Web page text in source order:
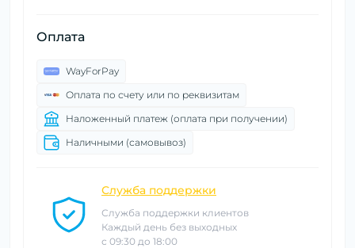
Оплата
WayForPay
Оплата по счету или по реквизитам
Наложенный платеж (оплата при получении)
Наличными (самовывоз)
Служба поддержки
Служба поддержки клиентов
Каждый день без выходных
с 09:30 до 18:00